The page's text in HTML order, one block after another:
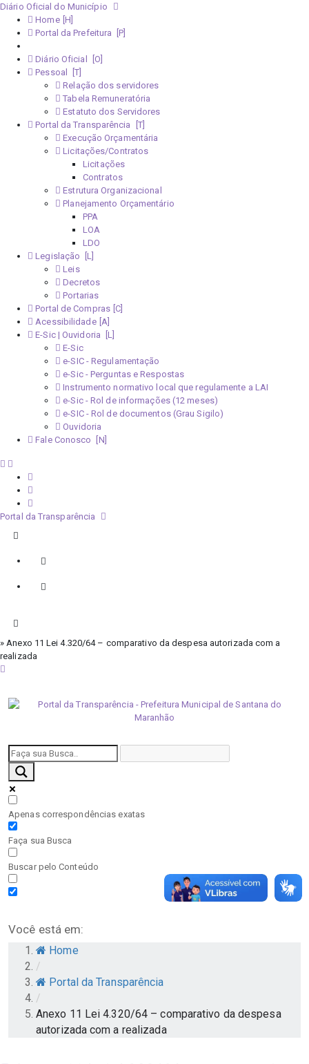
Diário Oficial do Município
Home
Portal da Prefeitura
Diário Oficial
Pessoal
Relação dos servidores
Tabela Remuneratória
Estatuto dos Servidores
Portal da Transparência
Execução Orçamentária
Licitações/Contratos
Licitações
Contratos
Estrutura Organizacional
Planejamento Orçamentário
PPA
LOA
LDO
Legislação
Leis
Decretos
Portarias
Portal de Compras
Acessibilidade
E-Sic | Ouvidoria
E-Sic
e-SIC - Regulamentação
e-Sic - Perguntas e Respostas
Instrumento normativo local que regulamente a LAI
e-Sic - Rol de informações (12 meses)
e-SIC - Rol de documentos (Grau Sigilo)
Ouvidoria
Fale Conosco
Portal da Transparência
» Anexo 11 Lei 4.320/64 – comparativo da despesa autorizada com a
realizada
Apenas correspondências exatas
Faça sua Busca
Buscar pelo Conteúdo
Você está em:
Home
/
Portal da Transparência
/
Anexo 11 Lei 4.320/64 – comparativo da despesa
autorizada com a realizada